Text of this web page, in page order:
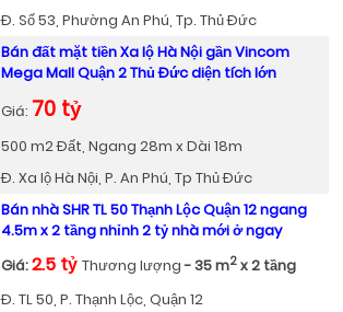
Đ. Số 53, Phường An Phú, Tp. Thủ Đức
Bán đất mặt tiền Xa lộ Hà Nội gần Vincom
Mega Mall Quận 2 Thủ Đức diện tích lớn
Giá: 70 tỷ
500 m2 Đất, Ngang 28m x Dài 18m
Đ. Xa lộ Hà Nội, P. An Phú, Tp Thủ Đức
Bán nhà SHR TL 50 Thạnh Lộc Quận 12 ngang
4.5m x 2 tầng nhỉnh 2 tỷ nhà mới ở ngay
Giá:2.5 tỷ Thương lượng- 35 m2 x 2 tầng
Đ. TL 50, P. Thạnh Lộc, Quận 12